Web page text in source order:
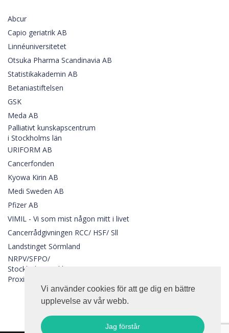
Vi använder cookies för att ge dig en bättre
upplevelse av vår webb.
Jag förstår
Abcur
Capio geriatrik AB
Linnéuniversitetet
Otsuka Pharma Scandinavia AB
Statistikakademin AB
Betaniastiftelsen
GSK
Meda AB
Palliativt kunskapscentrum
i Stockholms län
URIFORM AB
Cancerfonden
Kyowa Kirin AB
Medi Sweden AB
Pfizer AB
VIMIL - Vi som mist någon mitt i livet
Cancerrådgivningen RCC/ HSF/ Sll
Landstinget Sörmland
NRPV/SFPO/
Stockholms sjukhem/Ersta
Proxident AB